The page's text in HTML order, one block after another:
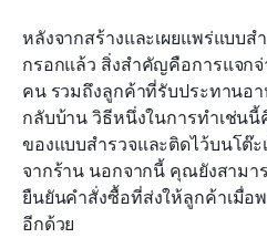
หลังจากสร้างและเผยแพร่แบบ
กรอกแล้ว สิ่งสำคัญคือการแจก
คน รวมถึงลูกค้าที่รับประทานอ
กลับบ้าน วิธีหนึ่งในการทำเช่นนี้
ของแบบสำรวจและติดไว้บนโต๊
จากร้าน นอกจากนี้ คุณยังสามา
ยืนยันคำสั่งซื้อที่ส่งให้ลูกค้าเมื่อ
อีกด้วย